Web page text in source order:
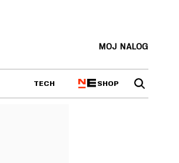
MOJ NALOG
TECH SHOP